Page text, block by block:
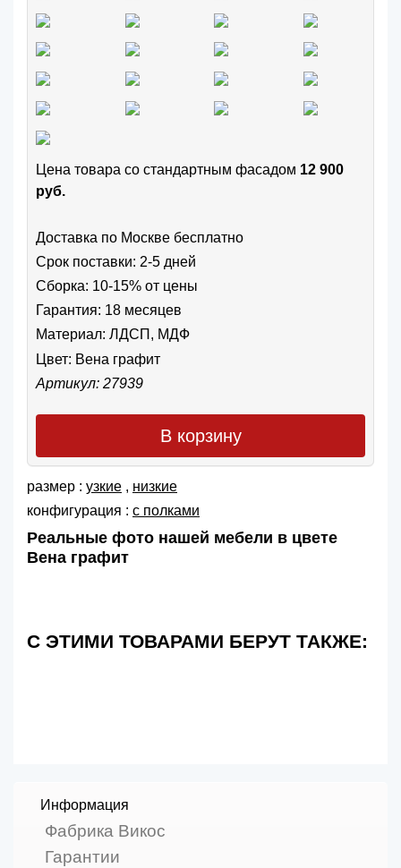
Цена товара cо стандартным фасадом 12 900
руб.
Доставка по Москве бесплатно
Срок поставки: 2-5 дней
Сборка: 10-15% от цены
Гарантия: 18 месяцев
Материал: ЛДСП, МДФ
Цвет: Вена графит
Артикул: 27939
В корзину
размер : узкие , низкие
конфигурация : с полками
Реальные фото нашей мебели в цвете
Вена графит
С ЭТИМИ ТОВАРАМИ БЕРУТ ТАКЖЕ:
Информация
Фабрика Викос
Гарантии